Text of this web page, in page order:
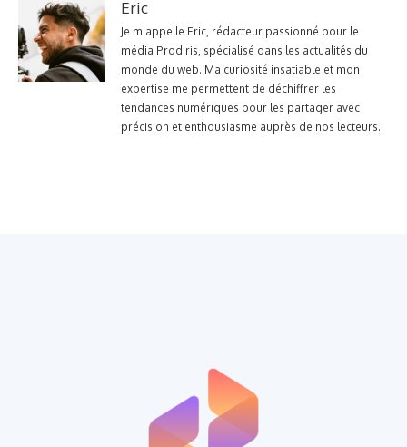
Eric
Je m'appelle Eric, rédacteur passionné pour le
média Prodiris, spécialisé dans les actualités du
monde du web. Ma curiosité insatiable et mon
expertise me permettent de déchiffrer les
tendances numériques pour les partager avec
précision et enthousiasme auprès de nos lecteurs.